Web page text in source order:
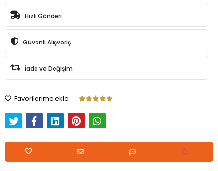
Hızlı Gönderi
Güvenli Alışveriş
İade ve Değişim
Favorilerime ekle